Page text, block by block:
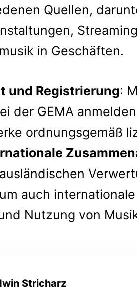
Quellen,
in Geschäften.
und Registrierung:
der GEMA
ordnungsgemäß
auch
Nutzung von
Stricharz